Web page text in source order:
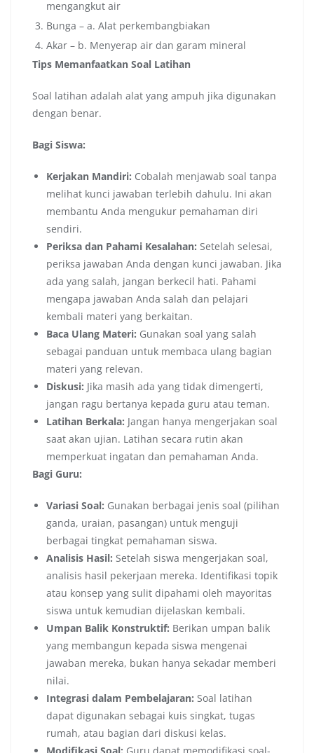
mengangkut air
Bunga – a. Alat perkembangbiakan
Akar – b. Menyerap air dan garam mineral
Tips Memanfaatkan Soal Latihan
Soal latihan adalah alat yang ampuh jika digunakan
dengan benar.
Bagi Siswa:
Kerjakan Mandiri: Cobalah menjawab soal tanpa
melihat kunci jawaban terlebih dahulu. Ini akan
membantu Anda mengukur pemahaman diri
sendiri.
Periksa dan Pahami Kesalahan: Setelah selesai,
periksa jawaban Anda dengan kunci jawaban. Jika
ada yang salah, jangan berkecil hati. Pahami
mengapa jawaban Anda salah dan pelajari
kembali materi yang berkaitan.
Baca Ulang Materi: Gunakan soal yang salah
sebagai panduan untuk membaca ulang bagian
materi yang relevan.
Diskusi: Jika masih ada yang tidak dimengerti,
jangan ragu bertanya kepada guru atau teman.
Latihan Berkala: Jangan hanya mengerjakan soal
saat akan ujian. Latihan secara rutin akan
memperkuat ingatan dan pemahaman Anda.
Bagi Guru:
Variasi Soal: Gunakan berbagai jenis soal (pilihan
ganda, uraian, pasangan) untuk menguji
berbagai tingkat pemahaman siswa.
Analisis Hasil: Setelah siswa mengerjakan soal,
analisis hasil pekerjaan mereka. Identifikasi topik
atau konsep yang sulit dipahami oleh mayoritas
siswa untuk kemudian dijelaskan kembali.
Umpan Balik Konstruktif: Berikan umpan balik
yang membangun kepada siswa mengenai
jawaban mereka, bukan hanya sekadar memberi
nilai.
Integrasi dalam Pembelajaran: Soal latihan
dapat digunakan sebagai kuis singkat, tugas
rumah, atau bagian dari diskusi kelas.